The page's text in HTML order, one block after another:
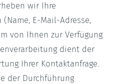
wir Ihre
E-Mail-Adresse,
von Ihnen zur Verfügung
dient der
Ihrer Kontaktanfrage.
der Durchführung